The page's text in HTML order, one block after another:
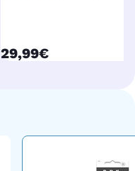
currentPrice
29,99€